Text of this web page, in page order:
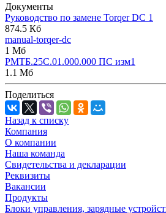
Документы
Руководство по замене Torqer DC 1
874.5 Кб
manual-torqer-dc
1 Мб
РМТБ.25С.01.000.000 ПС изм1
1.1 Мб
Поделиться
Назад к списку
Компания
О компании
Наша команда
Свидетельства и декларации
Реквизиты
Вакансии
Продукты
Блоки управления, зарядные